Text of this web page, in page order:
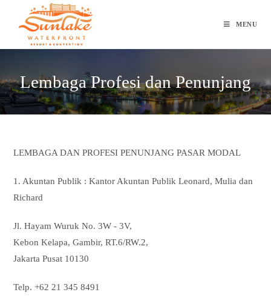
MENU
Lembaga Profesi dan Penunjang
LEMBAGA DAN PROFESI PENUNJANG PASAR MODAL
1. Akuntan Publik : Kantor Akuntan Publik Leonard, Mulia dan
Richard
Jl. Hayam Wuruk No. 3W - 3V,
Kebon Kelapa, Gambir, RT.6/RW.2,
Jakarta Pusat 10130
Telp. +62 21 345 8491